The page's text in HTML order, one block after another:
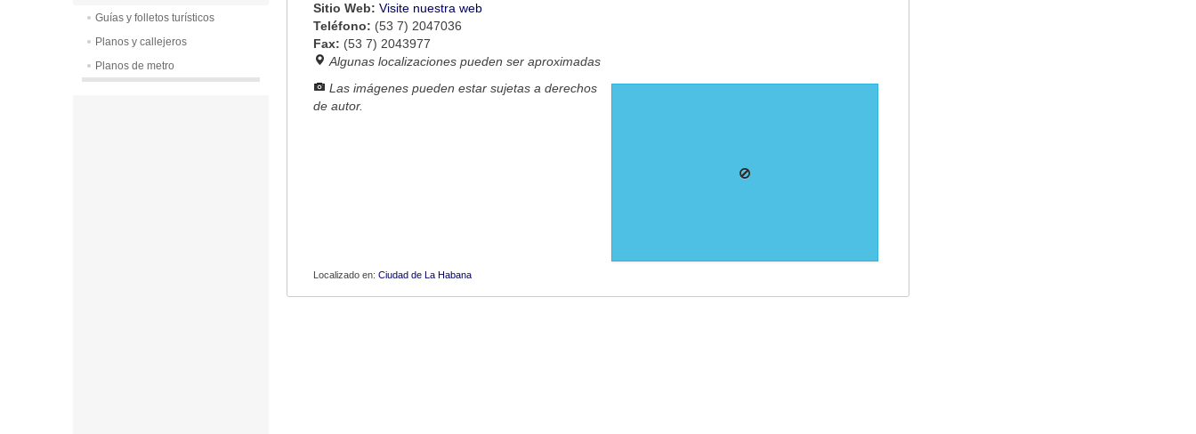
Sitio Web: Visite nuestra web
Teléfono: (53 7) 2047036
Fax: (53 7) 2043977
Algunas localizaciones pueden ser aproximadas
Las imágenes pueden estar sujetas a derechos
de autor.
Localizado en: Ciudad de La Habana
Guías y folletos turísticos
Planos y callejeros
Planos de metro